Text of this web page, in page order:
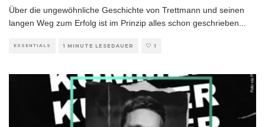
Über die ungewöhnliche Geschichte von Trettmann und seinen
langen Weg zum Erfolg ist im Prinzip alles schon geschrieben
ESSENTIALS 1 MINUTE LESEDAUER 1